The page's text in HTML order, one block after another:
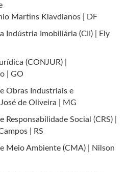
Martins Klavdianos | DF
Indústria Imobiliária (CII) | Ely
(CONJUR) |
| GO
Obras Industriais e
de Oliveira | MG
Social (CRS) |
| RS
Meio Ambiente (CMA) | Nilson